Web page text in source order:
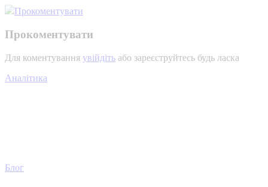
Прокоментувати
Прокоментувати
Для коментування увійдіть або зареєструйтесь будь ласка
Аналітика
Блог